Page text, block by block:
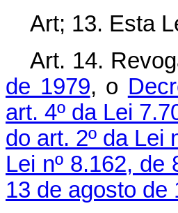
Art; 13. Esta
Art. 14.
de 1979, o
art. 4º da Lei
do art. 2º da Lei
Lei nº 8.162, de
13 de agosto de